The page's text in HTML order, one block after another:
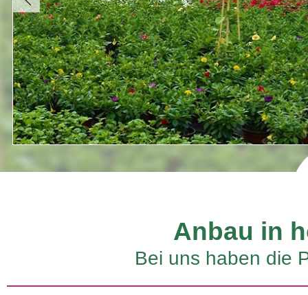
Anbau in
Bei uns haben die